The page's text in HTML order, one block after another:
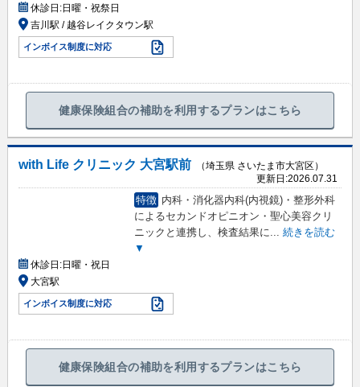
休診日:日曜・祝祭日
吉川駅 / 越谷レイクタウン駅
インボイス制度に対応
健康保険組合の補助を利用するプランはこちら
with Life クリニック 大宮駅前
（埼玉県 さいたま市大宮区）
更新日:2026.07.31
特徴 内科・消化器内科(内視鏡)・整形外科
によるセカンドオピニオン・聖心美容クリ
ニックと連携し、検査結果に... 続きを読む
▼
休診日:日曜・祝日
大宮駅
インボイス制度に対応
健康保険組合の補助を利用するプランはこちら